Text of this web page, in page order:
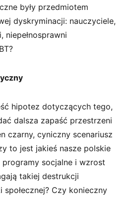
były przedmiotem
dyskryminacji: nauczyciele,
niepełnosprawni
hipotez dotyczących tego,
dalsza zapaść przestrzeni
czarny, cyniczny scenariusz
to jest jakieś nasze polskie
programy socjalne i wzrost
takiej destrukcji
Czy konieczny